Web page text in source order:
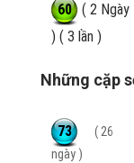
60 ( 2 Ngày
) ( 3 lần )
Những cặp
73
( 26
ngày )